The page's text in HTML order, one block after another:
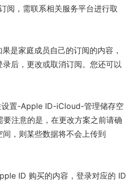
阅，需联系相关服务平台进行取
是家庭成员自己的订阅的内容，
后，更改或取消订阅。您还可以
置-Apple ID-iCloud-管理储存空
注意的是，在更改方案之前请确
，则某些数据将不会上传到
ID 购买的内容，登录对应的 ID